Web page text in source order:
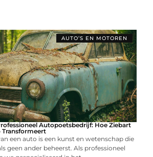
AUTO’S EN MOTOREN
Autopoetsbedrijf: Hoe Ziebart
een auto is een kunst en wetenschap die
geen ander beheerst. Als professioneel